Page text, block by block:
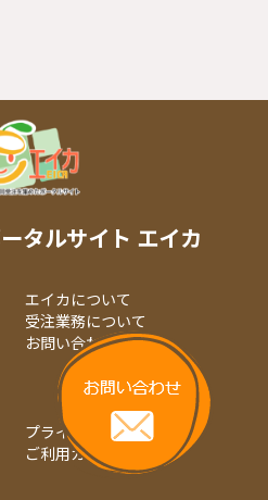
タルサイト エイカ
エイカについて
受注業務について
お問い合わせ
プライバシーポリシー
ご利用ガイド